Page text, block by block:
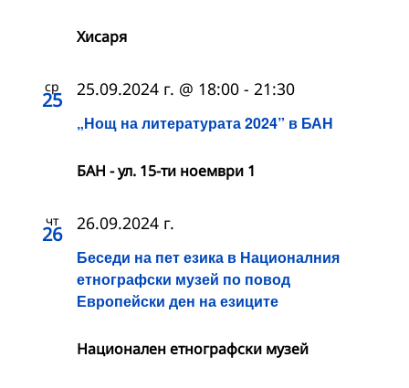
Хисаря
ср
25
„Нощ на литературата 2024” в БАН
25.09.2024 г. @ 18:00 - 21:30
БАН - ул. 15-ти ноември 1
чт
26
Беседи на пет езика в Националния
етнографски музей по повод
Европейски ден на езиците
26.09.2024 г.
Национален етнографски музей